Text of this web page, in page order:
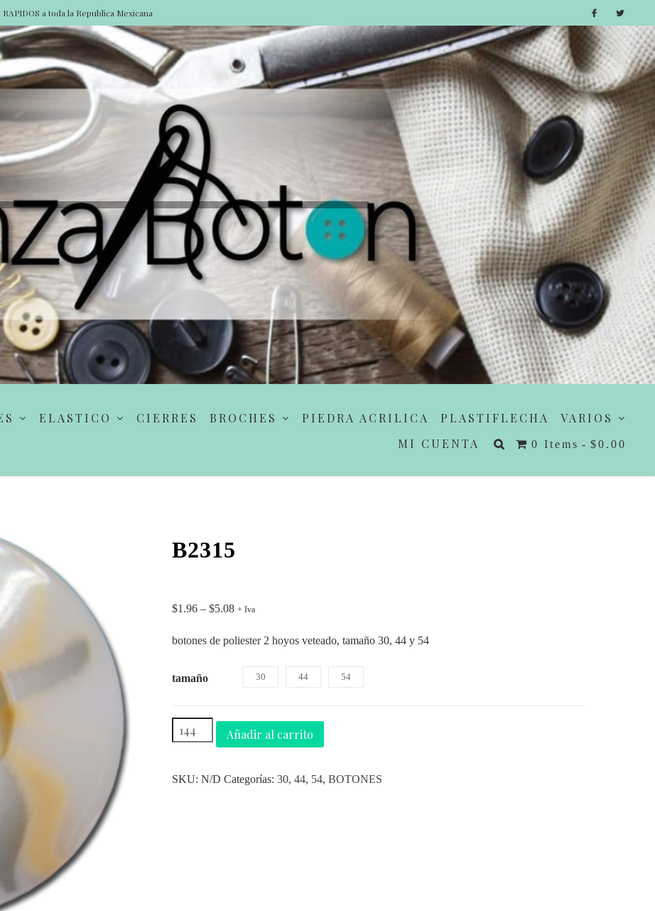
RAPIDOS a toda la Republica Mexicana
ELASTICO CIERRES BROCHES PIEDRA ACRILICA PLASTIFLECHA
VARIOS
MI CUENTA
0 Items $0.00
B2315
$1.96 – $5.08 + Iva
botones de poliester 2 hoyos veteado, tamaño 30, 44 y 54
tamaño 30 44 54
Añadir al carrito
SKU:N/D Categorías:30,44, 54,BOTONES